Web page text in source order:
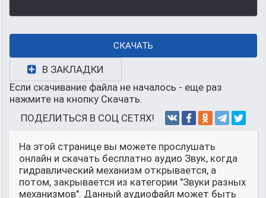
СКАЧАТЬ
В ЗАКЛАДКИ
Если скачивание файла не началось - еще раз
нажмите на кнопку Скачать.
ПОДЕЛИТЬСЯ В СОЦ СЕТЯХ!
На этой странице вы можете прослушать
онлайн и скачать бесплатно аудио Звук, когда
гидравлический механизм открывается, а
потом, закрывается из категории "Звуки разных
механизмов". Данный аудиофайл может быть